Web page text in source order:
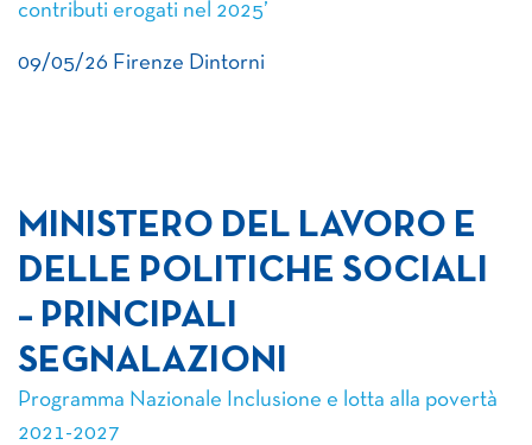
contributi erogati nel 2025’
09/05/26 Firenze Dintorni
MINISTERO DEL LAVORO E
DELLE POLITICHE SOCIALI
– PRINCIPALI
SEGNALAZIONI
Programma Nazionale Inclusione e lotta alla povertà
2021-2027